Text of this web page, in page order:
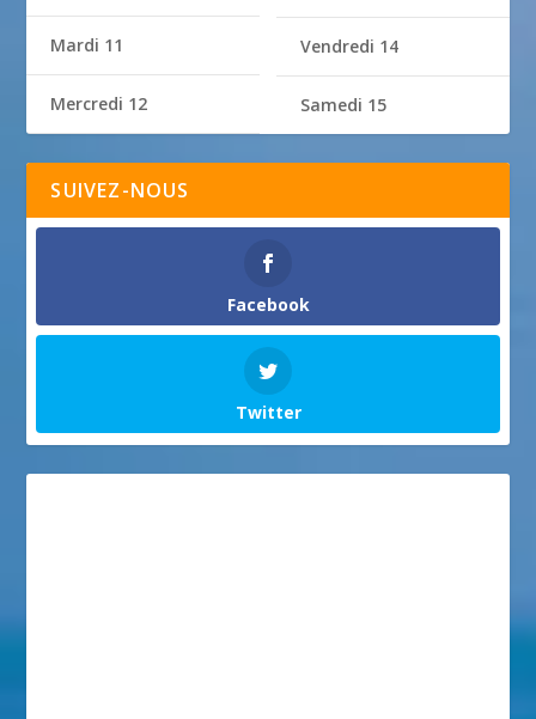
Mardi 11
Mercredi 12
Vendredi 14
Samedi 15
SUIVEZ-NOUS
Facebook
Twitter